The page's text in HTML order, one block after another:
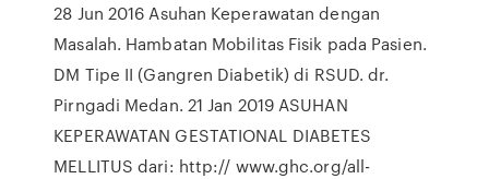
28 Jun 2016 Asuhan Keperawatan dengan
Masalah. Hambatan Mobilitas Fisik pada Pasien.
DM Tipe II (Gangren Diabetik) di RSUD. dr.
Pirngadi Medan. 21 Jan 2019 ASUHAN
KEPERAWATAN GESTATIONAL DIABETES
MELLITUS dari: http:// www.ghc.org/all-